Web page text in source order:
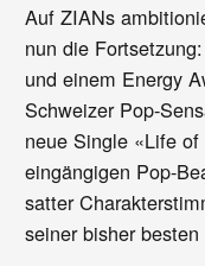
Auf ZIANs
nun die
und einem Energy
Schweizer Pop-
neue Single «Life
eingängigen Pop-
satter
seiner bisher